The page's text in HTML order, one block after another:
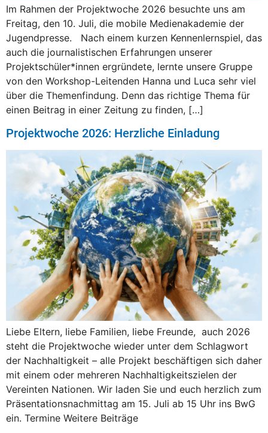
Im Rahmen der Projektwoche 2026 besuchte uns am
Freitag, den 10. Juli, die mobile Medienakademie der
Jugendpresse. Nach einem kurzen Kennenlernspiel, das
auch die journalistischen Erfahrungen unserer
Projektschüler*innen ergründete, lernte unsere Gruppe
von den Workshop-Leitenden Hanna und Luca sehr viel
über die Themenfindung. Denn das richtige Thema für
einen Beitrag in einer Zeitung zu finden, […]
Projektwoche 2026: Herzliche Einladung
Liebe Eltern, liebe Familien, liebe Freunde, auch 2026
steht die Projektwoche wieder unter dem Schlagwort
der Nachhaltigkeit – alle Projekt beschäftigen sich daher
mit einem oder mehreren Nachhaltigkeitszielen der
Vereinten Nationen. Wir laden Sie und euch herzlich zum
Präsentationsnachmittag am 15. Juli ab 15 Uhr ins BwG
ein. Termine Weitere Beiträge